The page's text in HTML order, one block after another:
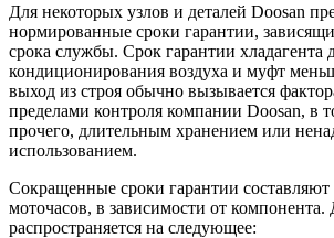
Для некоторых узлов и деталей Doosan
нормированные сроки гарантии,
срока службы. Срок гарантии хладагента
кондиционирования воздуха и муфт
выход из строя обычно вызывается
пределами контроля компании Doosan, в
прочего, длительным хранением или
использованием.
Сокращенные сроки гарантии составляют
моточасов, в зависимости от компонента.
распространяется на следующее: